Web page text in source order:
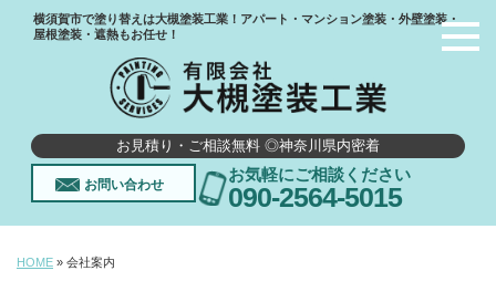
横須賀市で塗り替えは大槻塗装工業！アパート・マンション塗装・外壁塗装・
屋根塗装・遮熱もお任せ！
お見積り・ご相談無料 ◎神奈川県内密着
お問い合わせ
お気軽にご相談ください
090-2564-5015
HOME » 会社案内